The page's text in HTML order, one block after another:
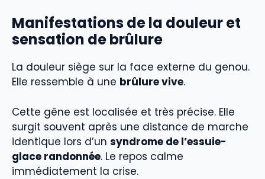
Manifestations de la douleur et
sensation de brûlure
La douleur siège sur la face externe du genou.
Elle ressemble à une brûlure vive.
Cette gêne est localisée et très précise. Elle
surgit souvent après une distance de marche
identique lors d’un syndrome de l’essuie-
glace randonnée. Le repos calme
immédiatement la crise.